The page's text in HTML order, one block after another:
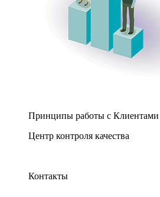
Принципы работы с Клиентами
Центр контроля качества
Контакты